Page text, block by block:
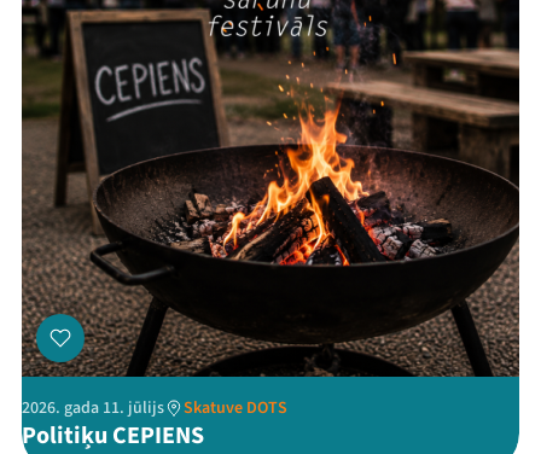
2026. gada 11. jūlijs Skatuve DOTS
Politiķu CEPIENS